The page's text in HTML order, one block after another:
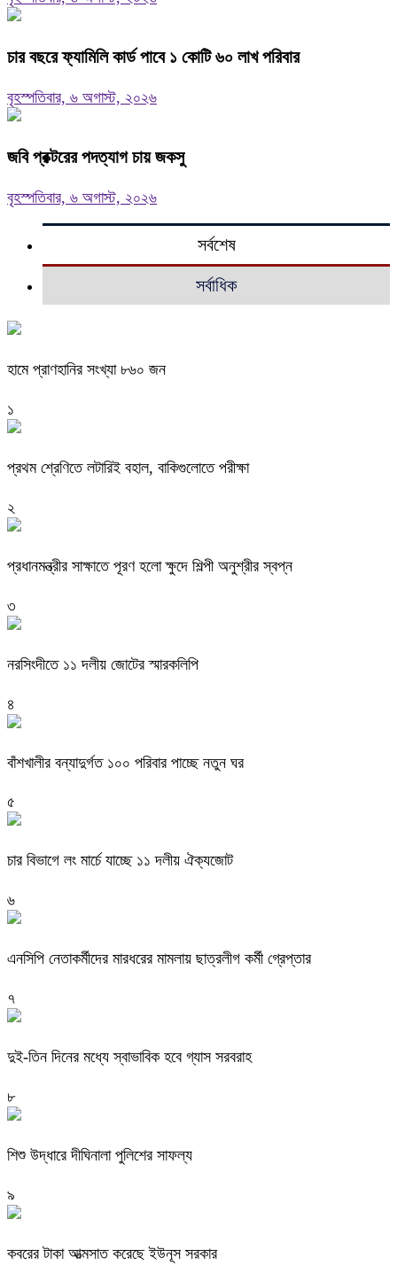
চার বছরে ফ্যামিলি কার্ড পাবে ১ কোটি ৬০ লাখ পরিবার
বৃহস্পতিবার, ৬ অগাস্ট, ২০২৬
জবি প্রক্টরের পদত্যাগ চায় জকসু
বৃহস্পতিবার, ৬ অগাস্ট, ২০২৬
সর্বশেষ
সর্বাধিক
হামে প্রাণহানির সংখ্যা ৮৬০ জন
১
প্রথম শ্রেণিতে লটারিই বহাল, বাকিগুলোতে পরীক্ষা
২
প্রধানমন্ত্রীর সাক্ষাতে পূরণ হলো ক্ষুদে শিল্পী অনুশ্রীর স্বপ্ন
৩
নরসিংদীতে ১১ দলীয় জোটের স্মারকলিপি
৪
বাঁশখালীর বন্যাদুর্গত ১০০ পরিবার পাচ্ছে নতুন ঘর
৫
চার বিভাগে লং মার্চে যাচ্ছে ১১ দলীয় ঐক্যজোট
৬
এনসিপি নেতাকর্মীদের মারধরের মামলায় ছাত্রলীগ কর্মী গ্রেপ্তার
৭
দুই-তিন দিনের মধ্যে স্বাভাবিক হবে গ্যাস সরবরাহ
৮
শিশু উদ্ধারে দীঘিনালা পুলিশের সাফল্য
৯
কবরের টাকা আত্মসাত করেছে ইউনূস সরকার